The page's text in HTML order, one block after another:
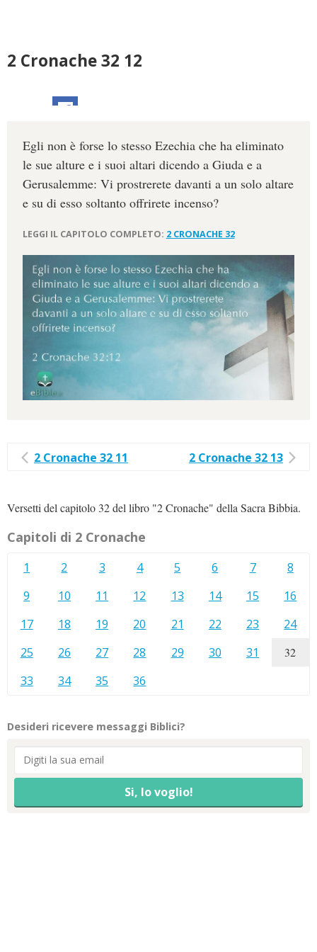
2 Cronache 32 12
Egli non è forse lo stesso Ezechia che ha eliminato
le sue alture e i suoi altari dicendo a Giuda e a
Gerusalemme: Vi prostrerete davanti a un solo altare
e su di esso soltanto offrirete incenso?
LEGGI IL CAPITOLO COMPLETO: 2 CRONACHE 32
2 Cronache 32 11 2 Cronache 32 13
Versetti del capitolo 32 del libro "2 Cronache" della Sacra Bibbia.
Capitoli di 2 Cronache
1 2 3 4 5 6 7
8
9
10 11 12 13 14 15
16
17
18 19 20 21 22 23
24
25
26 27 28 29 30 31 32
33 34 35 36
Desideri ricevere messaggi Biblici?